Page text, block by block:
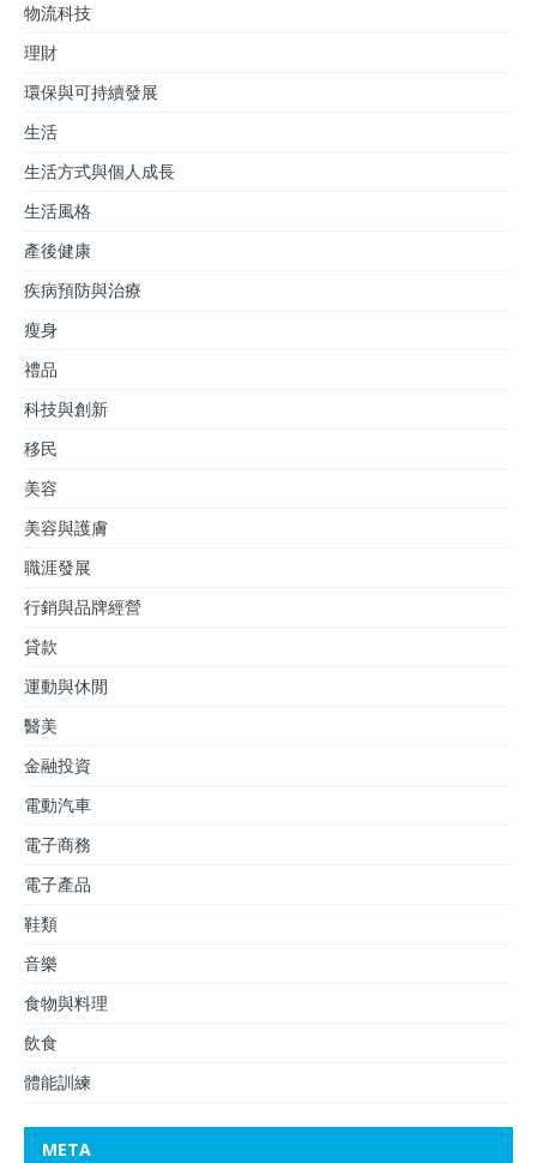
物流科技
理財
環保與可持續發展
生活
生活方式與個人成長
生活風格
產後健康
疾病預防與治療
瘦身
禮品
科技與創新
移民
美容
美容與護膚
職涯發展
行銷與品牌經營
貸款
運動與休閒
醫美
金融投資
電動汽車
電子商務
電子產品
鞋類
音樂
食物與料理
飲食
體能訓練
META